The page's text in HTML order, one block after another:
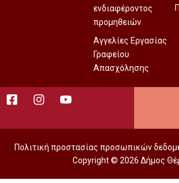
ενδιαφέροντος
προμηθειών
Αγγελίες Εργασίας
Γραφείου
Απασχόλησης
Πολιτική προστασίας προσωπικών
Copyright © 2026 Δήμος